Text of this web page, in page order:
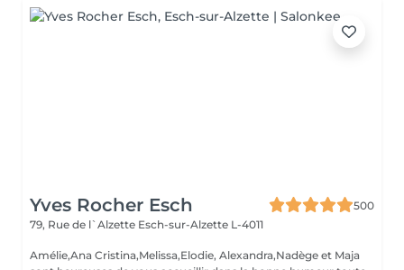
Yves Rocher Esch
500
79, Rue de l`Alzette Esch-sur-Alzette L-4011
Amélie,Ana Cristina,Melissa,Elodie, Alexandra,Nadège et Maja